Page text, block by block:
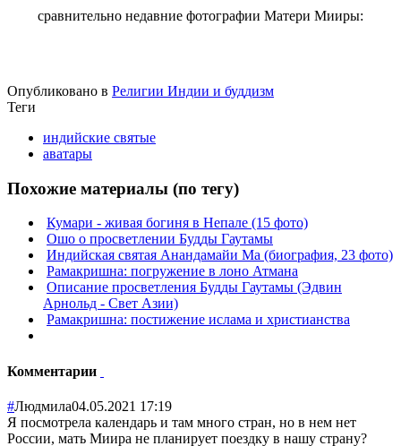
сравнительно недавние фотографии Матери Мииры:
Опубликовано в Религии Индии и буддизм
Теги
индийские святые
аватары
Похожие материалы (по тегу)
Кумари - живая богиня в Непале (15 фото)
Ошо о просветлении Будды Гаутамы
Индийская святая Анандамайи Ма (биография, 23 фото)
Рамакришна: погружение в лоно Атмана
Описание просветления Будды Гаутамы (Эдвин
Арнольд - Свет Азии)
Рамакришна: постижение ислама и христианства
Комментарии
#Людмила04.05.2021 17:19
Я посмотрела календарь и там много стран, но в нем нет
России, мать Миира не планирует поездку в нашу страну?